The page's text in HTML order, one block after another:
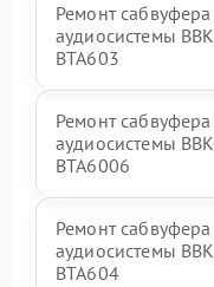
Ремонт сабвуфера
аудиосистемы BBK
BTA603
Ремонт сабвуфера
аудиосистемы BBK
BTA6006
Ремонт сабвуфера
аудиосистемы BBK
BTA604